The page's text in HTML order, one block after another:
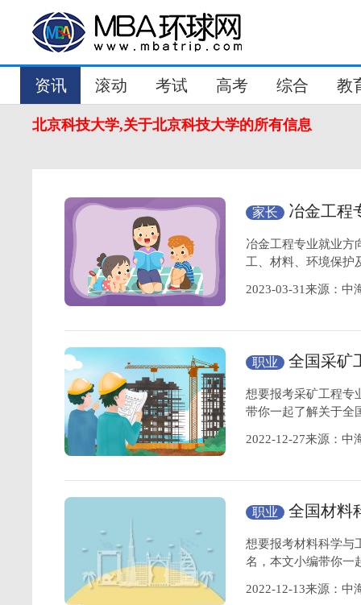
资讯 滚动 考试 高考 综合 教
北京科技大学,关于北京科技大学的所有信息
家长
冶金工程
考研院校？
冶金工程专业就业方
工、材料、环境保护
2023-03-31来源：中
职业
全国采矿
介绍
想要报考采矿工程专
带你一起了解关于全
2022-12-27来源：中
职业
全国材料
工程专业介绍
想要报考材料科学与
名，本文小编带你一
2022-12-13来源：中